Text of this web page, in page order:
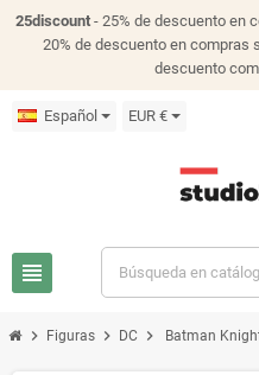
25discount- 25% de descuento en
20% de descuento en compras
descuento
Español EUR €
view_headline
chevron_right Figuras chevron_right DC chevron_right Batman